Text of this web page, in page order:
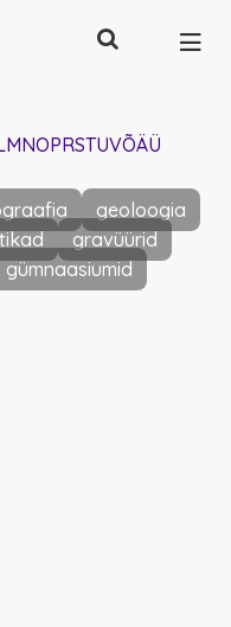
Otsing
MNOPRSTUVÕÄÜ
geoloogia
gravüürid
gümnaasiumid